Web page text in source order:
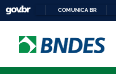
COMUNICA BR